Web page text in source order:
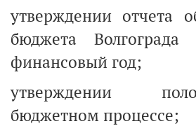
утверждении отчета
бюджета
финансовый год;
утверждении
бюджетном процессе;